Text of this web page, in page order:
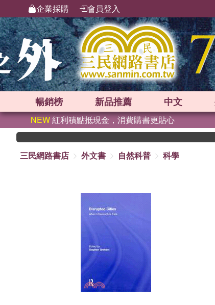
企業採購 會員登入
暢銷榜 新品推薦 中文
NEW紅利積點抵現金，消費購書更貼心
三民網路書店
外文書 自然科普 科學